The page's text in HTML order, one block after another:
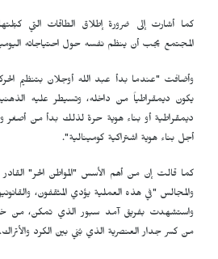
كما أشارت إلى ضرورة إطلاق الطاقات التي
المجتمع يجب أن ينظم نفسه حول احتياجاته
وأضافت "عندما بدأ عبد الله أوجلان بتنظيم
يكون ديمقراطياً من داخله، وتسيطر عليه الذهنية
ديمقراطية أو بناء هوية حرة لذلك بدأ من أصغر
أجل بناء هوية اشتراكية كومينالية".
كما قالت إن من أهم الأسس "المواطن الحر"
والمجالس "في هذه العملية يؤدي المثقفون،
واستشهدت بفريق آمد سبور الذي تمكن، من
من كسر جدار العنصرية الذي بُني بين الكرد والأتراك.